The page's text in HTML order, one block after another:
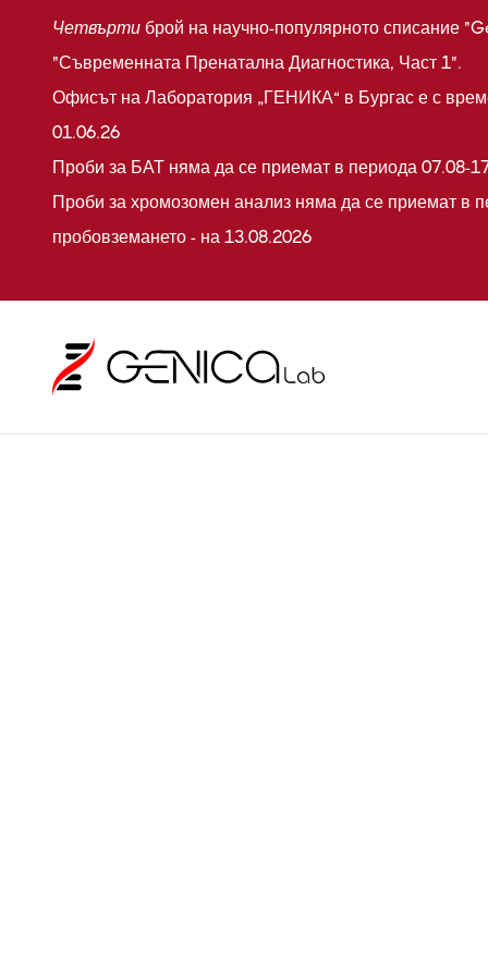
Четвърти брой на научно-популярното списание
"Съвременната Пренатална Диагностика, Част 1".
Офисът на Лаборатория „ГЕНИКА“ в Бургас е с
01.06.26
Проби за БАТ няма да се приемат в периода 07.08-
Проби за хромозомен анализ няма да се приемат в
пробовземането - на 13.08.2026